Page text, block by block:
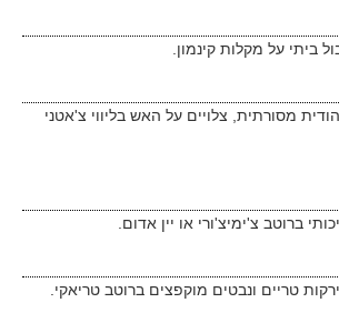
ביתי על מקלות קינמון.
מסורתית, צלויים על האש בליווי צ'אטני
ברוטב צ'ימיצ'ורי או יין אדום.
טריים ונבטים מוקפצים ברוטב טריאקי.